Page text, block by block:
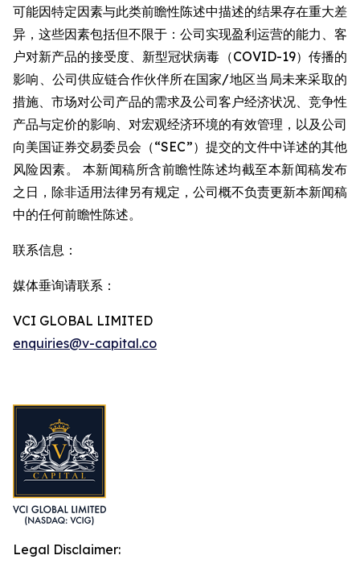
可能因特定因素与此类前瞻性陈述中描述的结果存在重大差
异，这些因素包括但不限于：公司实现盈利运营的能力、客
户对新产品的接受度、新型冠状病毒（COVID-19）传播的
影响、公司供应链合作伙伴所在国家/地区当局未来采取的
措施、市场对公司产品的需求及公司客户经济状况、竞争性
产品与定价的影响、对宏观经济环境的有效管理，以及公司
向美国证券交易委员会（“SEC”）提交的文件中详述的其他
风险因素。 本新闻稿所含前瞻性陈述均截至本新闻稿发布
之日，除非适用法律另有规定，公司概不负责更新本新闻稿
中的任何前瞻性陈述。
联系信息：
媒体垂询请联系：
VCI GLOBAL LIMITED
enquiries@v-capital.co
Legal Disclaimer: